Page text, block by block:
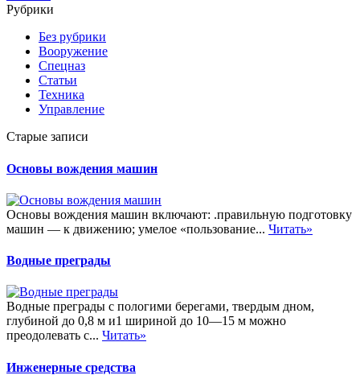
Рубрики
Без рубрики
Вооружение
Спецназ
Статьи
Техника
Управление
Старые записи
Основы вождения машин
Основы вождения машин включают: .правильную подготовку
машин — к движению; умелое «пользование... Читать»
Водные преграды
Водные преграды с пологими берегами, твердым дном,
глубиной до 0,8 м и1 шириной до 10—15 м можно
преодолевать с... Читать»
Инженерные средства